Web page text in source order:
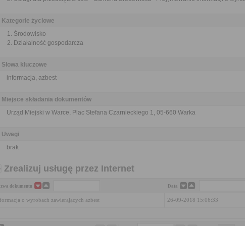
Kategorie życiowe
Środowisko
Działalność gospodarcza
Słowa kluczowe
informacja, azbest
Miejsce składania dokumentów
Urząd Miejski w Warce, Plac Stefana Czarnieckiego 1, 05-660 Warka
Uwagi
brak
Zrealizuj usługę przez Internet
dokumentu Data
o wyrobach zawierających azbest 26-09-2018 15:06:33